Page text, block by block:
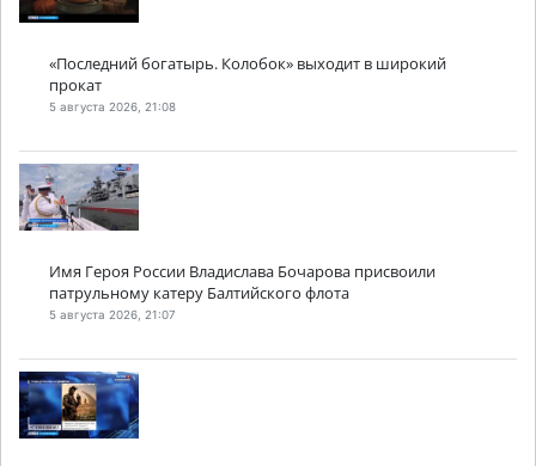
«Последний богатырь. Колобок» выходит в широкий
прокат
5 августа 2026, 21:08
Имя Героя России Владислава Бочарова присвоили
патрульному катеру Балтийского флота
5 августа 2026, 21:07